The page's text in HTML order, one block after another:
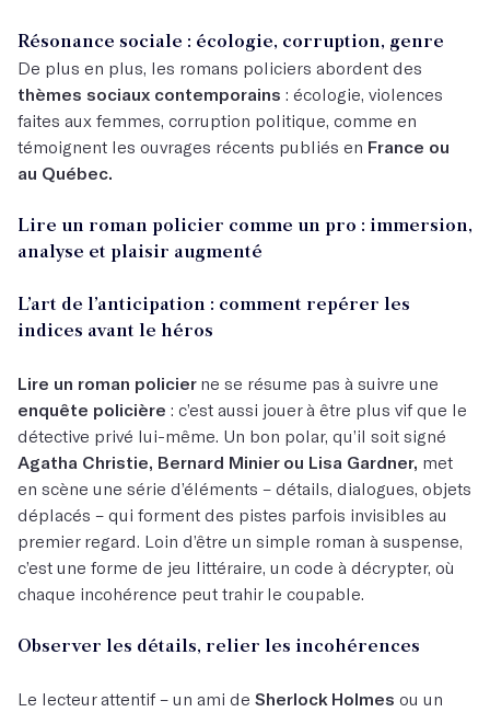
Résonance sociale : écologie, corruption, genre
De plus en plus, les romans policiers abordent des
thèmes sociaux contemporains : écologie, violences
faites aux femmes, corruption politique, comme en
témoignent les ouvrages récents publiés en France ou
au Québec.
Lire un roman policier comme un pro : immersion,
analyse et plaisir augmenté
L’art de l’anticipation : comment repérer les
indices avant le héros
Lire un roman policier ne se résume pas à suivre une
enquête policière : c’est aussi jouer à être plus vif que le
détective privé lui-même. Un bon polar, qu’il soit signé
Agatha Christie, Bernard Minier ou Lisa Gardner, met
en scène une série d’éléments – détails, dialogues, objets
déplacés – qui forment des pistes parfois invisibles au
premier regard. Loin d’être un simple roman à suspense,
c’est une forme de jeu littéraire, un code à décrypter, où
chaque incohérence peut trahir le coupable.
Observer les détails, relier les incohérences
Le lecteur attentif – un ami de Sherlock Holmes ou un